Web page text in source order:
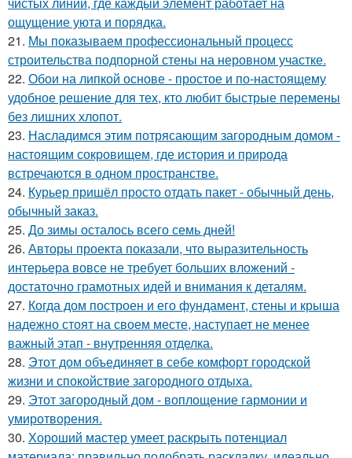
ощущение уюта и порядка.
21. Мы показываем профессиональный процесс
строительства подпорной стены на неровном участке.
22. Обои на липкой основе - простое и по-настоящему
удобное решение для тех, кто любит быстрые перемены
без лишних хлопот.
23. Насладимся этим потрясающим загородным домом -
настоящим сокровищем, где история и природа
встречаются в одном пространстве.
24. Курьер пришёл просто отдать пакет - обычный день,
обычный заказ.
25. До зимы осталось всего семь дней!
26. Авторы проекта показали, что выразительность
интерьера вовсе не требует больших вложений -
достаточно грамотных идей и внимания к деталям.
27. Когда дом построен и его фундамент, стены и крыша
надежно стоят на своем месте, наступает не менее
важный этап - внутренняя отделка.
28. Этот дом объединяет в себе комфорт городской
жизни и спокойствие загородного отдыха.
29. Этот загородный дом - воплощение гармонии и
умиротворения.
30. Хороший мастер умеет раскрыть потенциал